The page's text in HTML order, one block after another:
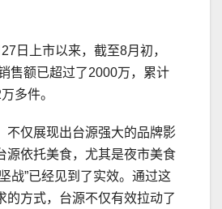
日上市以来，截至8月初，
售额已超过了2000万，累计
多件。
不仅展现出台源强大的品牌影
源依托美食，尤其是夜市美食
战”已经见到了实效。通过这
的方式，台源不仅有效拉动了